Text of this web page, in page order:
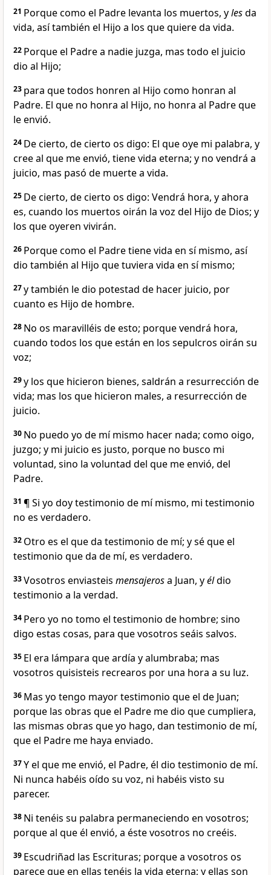
21 Porque como el Padre levanta los muertos, ylesda
vida, así también el Hijo a los que quiere da vida.
22 Porque el Padre a nadie juzga, mas todo el juicio
dio al Hijo;
23 para que todos honren al Hijo como honran al
Padre. El que no honra al Hijo, no honra al Padre que
le envió.
24 De cierto, de cierto os digo: El que oye mi palabra, y
cree al que me envió, tiene vida eterna; y no vendrá a
juicio, mas pasó de muerte a vida.
25 De cierto, de cierto os digo: Vendrá hora, y ahora
es, cuando los muertos oirán la voz del Hijo de Dios; y
los que oyeren vivirán.
26 Porque como el Padre tiene vida en sí mismo, así
dio también al Hijo que tuviera vida en sí mismo;
27y también le dio potestad de hacer juicio, por
cuanto es Hijo de hombre.
28 No os maravilléis de esto; porque vendrá hora,
cuando todos los que están en los sepulcros oirán su
voz;
29y los que hicieron bienes, saldrán a resurrección de
vida; mas los que hicieron males, a resurrección de
juicio.
30 No puedo yo de mí mismo hacer nada; como oigo,
juzgo; y mi juicio es justo, porque no busco mi
voluntad, sino la voluntad del que me envió, del
Padre.
31 ¶ Si yo doy testimonio de mí mismo, mi testimonio
no es verdadero.
32 Otro es el que da testimonio de mí; y sé que el
testimonio que da de mí, es verdadero.
33Vosotros enviasteis mensajerosa Juan, yéldio
testimonio a la verdad.
34 Pero yo no tomo el testimonio de hombre; sino
digo estas cosas, para que vosotros seáis salvos.
35 El era lámpara que ardía y alumbraba; mas
vosotros quisisteis recrearos por una hora a su luz.
36 Mas yo tengo mayor testimonio que el de Juan;
porque las obras que el Padre me dio que cumpliera,
las mismas obras que yo hago, dan testimonio de mí,
que el Padre me haya enviado.
37Y el que me envió, el Padre, él dio testimonio de mí.
Ni nunca habéis oído su voz, ni habéis visto su
parecer.
38 Ni tenéis su palabra permaneciendo en vosotros;
porque al que él envió, a éste vosotros no creéis.
39 Escudriñad las Escrituras; porque a vosotros os
parece que en ellas tenéis la vida eterna; y ellas son